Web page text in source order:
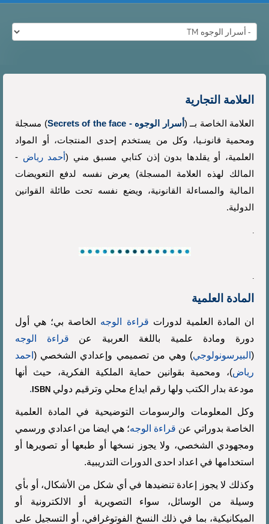
العلامة التجارية
العلامة الخاصة بــ (أسرار الوجوه - Secrets of the face
) مسجلة
ومحمية قانونـيا، وكل من يستخدم إحدى المنتجات، أو المواد
العلمية، أو يقلدها بدون إذن كتابي مسبق مني (أحمد رياض -
المالك لهذه العلامة المسجلة) يعرض نفسه لدفع التعويضات
المالية والمساءلة القانونية، ويضع نفسه تحت طائلة القوانين
الدولية.
.
.
المادة العلمية
ان المادة العلمية لدورات قراءة الوجه الخاصة بي؛ هي أول
دورة ومادة علمية باللغة العربية عن قراءة الوجه
( البيرسونولوجي) وهي من تصميمي وإعدادي الشخصي ( احمد
رياض)، ومحمية بقوانين حماية الملكية الفكرية، حيث أنها
مودعة بدار الكتب ولها رقم ايداع محلي وترقيم دولي ISBN
.
وكل المعلومات والرسومات التوضيحية في المادة العلمية
الخاصة بدوراتي عن قراءة الوجه؛ هي ايضا من اعدادي ورسمي
ومجهودي الشخصي، ولا يجوز نسخها أو طبعها أو تصويرها أو
استخدامها في اعداد احدى الدورات التدريبية.
وكذلك لا يجوز إعادة تنضيدها في أي شكل من الأشكال، أو بأي
وسيلة من الوسائل، سواء التصويرية أو الالكترونية أو
الميكانيكية، بما في ذلك النسخ الفوتوغرافي، أو التسجيل على